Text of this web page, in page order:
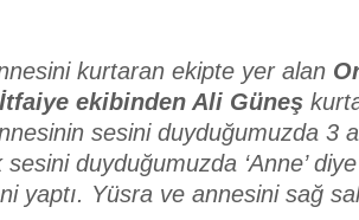
kurtaran ekipte yer alan
ekibinden Ali Güneş
sesini duyduğumuzda 3
sesini duyduğumuzda ‘Anne’
yaptı. Yüsra ve annesini sağ